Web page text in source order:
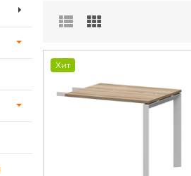
Хит